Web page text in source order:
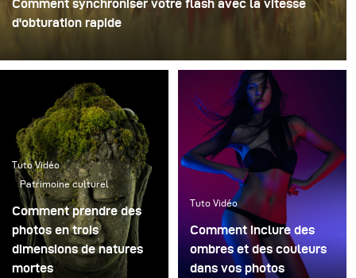
Comment synchroniser votre flash avec la vitesse
d'obturation rapide
Tuto Vidéo
Patrimoine culturel
Comment prendre des
photos en trois
dimensions de natures
mortes
Tuto Vidéo
Comment inclure des
ombres et des couleurs
dans vos photos